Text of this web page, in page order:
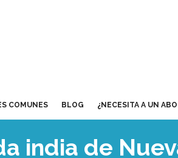
COMUNES BLOG ¿NECESITA A UN
india de